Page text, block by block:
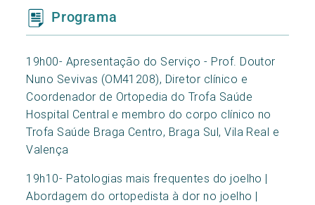
Programa
19h00- Apresentação do Serviço - Prof. Doutor
Nuno Sevivas (OM41208), Diretor clínico e
Coordenador de Ortopedia do Trofa Saúde
Hospital Central e membro do corpo clínico no
Trofa Saúde Braga Centro, Braga Sul, Vila Real e
Valença
19h10- Patologias mais frequentes do joelho |
Abordagem do ortopedista à dor no joelho |